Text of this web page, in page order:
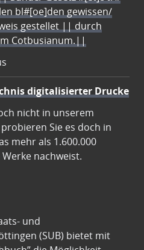
bl#[oe]den gewissen/
gestellet || durch
Cotbusianum.||
digitalisierter Drucke
nicht in unserem
Sie es doch in
mehr als 1.600.000
nachweist.
und
(SUB) bietet mit